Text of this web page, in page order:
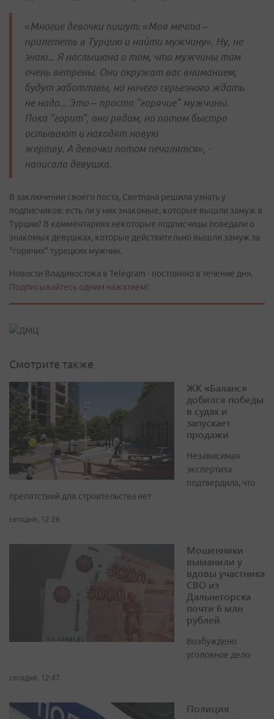
«Многие девочки пишут: «Моя мечта –
прилететь в Турцию и найти мужчину». Ну, не
знаю... Я наслышана о том, что мужчины там
очень ветрены. Они окружат вас вниманием,
будут заботливы, но ничего серьезного ждать
не надо... Это – просто "горячие" мужчины.
Пока "горит", они рядом, но потом быстро
остывают и находят новую
жертву. А девочки потом печалятся», -
написала девушка.
В заключении своего поста, Светлана решила узнать у
подписчиков: есть ли у них знакомые, которые вышли замуж в
Турции? В комментариях некоторые подписчицы поведали о
знакомых девушках, которые действительно вышли замуж за
"горячих" турецких мужчин.
Новости Владивостока в Telegram - постоянно в течение дня.
Подписывайтесь одним нажатием!
Смотрите также
ЖК «Баланс»
добился победы
в судах и
запускает
продажи
Независимая
экспертиза
подтвердила, что
препятствий для строительства нет
сегодня, 12:26
Мошенники
выманили у
вдовы участника
СВО из
Дальнегорска
почти 6 млн
рублей
Возбуждено
уголовное дело
сегодня, 12:47
Полиция